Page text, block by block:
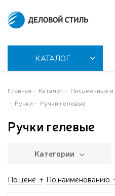
КАТАЛОГ
Главная Каталог
Письменные
Ручки
Ручки гелевые
Ручки гелевые
Категории
По цене По наименованию